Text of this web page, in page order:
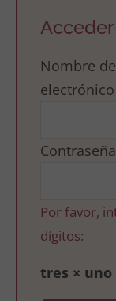
Acceder
Nombre
electrónico
Contraseña
Por favor,
dígitos:
tres × uno